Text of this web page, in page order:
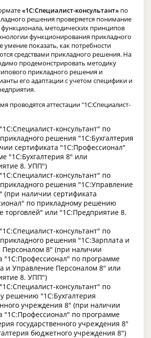
«1С:Специалист-консультант» по
решения проверяется понимание
методических принципов
функционирования прикладного
умение показать, как потребности
средствами прикладного решения. На
продемонстрировать методику
прикладного решения и
его адаптации с учетом специфики и
проводятся аттестации "1С:Специалист-
консультант" по
решения "1С:Бухгалтерия
сертификата "1С:Профессионал"
"1С:Бухгалтерия 8" или
8. УПП")
консультант" по
решения "1С:Управление
(при наличии сертификата
по прикладному решению
торговлей" или "1С:Предприятие 8.
консультант" по
решения "1С:Зарплата и
Персоналом 8" (при наличии
"1С:Профессионал" по программе
и Управление Персоналом 8" или
8. УПП")
консультант" по
решению "1С:Бухгалтерия
учреждения 8" (при наличии
"1С:Профессионал" по программе
государственного учреждения 8"
бюджетного учреждения 8")